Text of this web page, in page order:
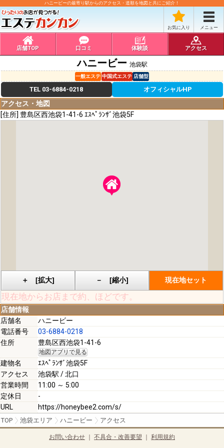
ハニービーの最寄り駅からのアクセス・道順を地図と共にご紹介！
お気に入り メニュー
店舗TOP 口コミ 体験談 アクセス
ハニービー 池袋駅
一般エステ 中国式エステ 店舗型
TEL 03-6884-0218 オフィシャルHP
アクセス・地図
[住所] 豊島区西池袋1-41-6 ｴｽﾍﾟﾗﾝｻﾞ池袋5F
現在地からお店まで約 ほどです。
店舗情報
店舗名
ハニービー
電話番号
03-6884-0218
住所
豊島区西池袋1-41-6
地図アプリで見る
建物名
ｴｽﾍﾟﾗﾝｻﾞ池袋5F
アクセス
池袋駅 / 北口
営業時間
11:00 ～ 5:00
定休日
-
URL
https://honeybee2.com/s/
TOP 池袋エリア ハニービー アクセス
お問い合わせ ｜ 不具合・改善要望 ｜ 利用規約